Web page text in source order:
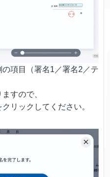
項目（署名1／署名2／テ
すので、
リックしてください。